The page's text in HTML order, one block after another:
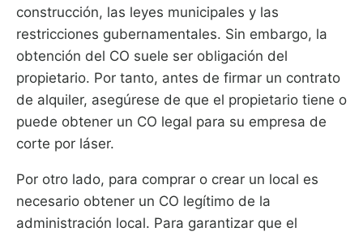
construcción, las leyes municipales y las
restricciones gubernamentales. Sin embargo, la
obtención del CO suele ser obligación del
propietario. Por tanto, antes de firmar un contrato
de alquiler, asegúrese de que el propietario tiene o
puede obtener un CO legal para su empresa de
corte por láser.
Por otro lado, para comprar o crear un local es
necesario obtener un CO legítimo de la
administración local. Para garantizar que el